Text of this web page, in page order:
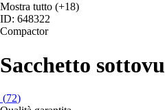
Mostra tutto (+18)
ID: 648322
Compactor
Sacchetto
(72)